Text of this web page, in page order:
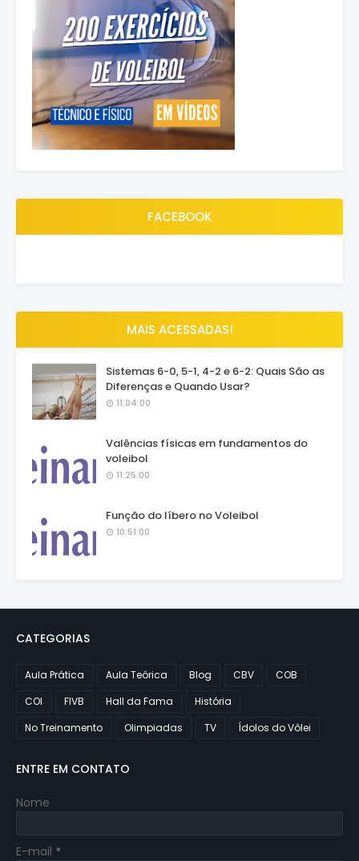
FACEBOOK
MAIS ACESSADAS!
Sistemas 6-0, 5-1, 4-2 e 6-2: Quais São as
Diferenças e Quando Usar?
11:04:00
Valências físicas em fundamentos do
voleibol
11:25:00
Função do líbero no Voleibol
10:51:00
CATEGORIAS
Aula Prática Aula Teórica Blog CBV
COB
COI
FIVB Hall da Fama
História
No Treinamento
Olimpiadas TV Ídolos do Vôlei
ENTRE EM CONTATO
Nome
E-mail *